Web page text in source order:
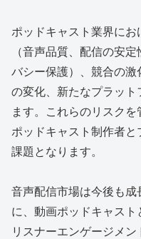
ポッドキャスト業界に
（音声品質、配信の安
バシー保護）、競合の
の変化、新たなプラッ
ます。これらのリスクを
ポッドキャスト制作者
課題となります。
音声配信市場は今後も
に、動画ポッドキャスト
リスナーエンゲージメ